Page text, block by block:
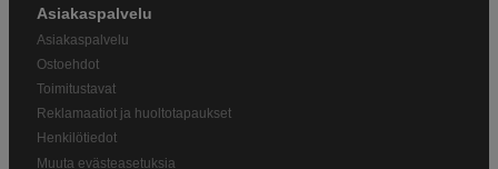
Asiakaspalvelu
Asiakaspalvelu
Ostoehdot
Toimitustavat
Reklamaatiot ja huoltotapaukset
Henkilötiedot
Muuta evästeasetuksia